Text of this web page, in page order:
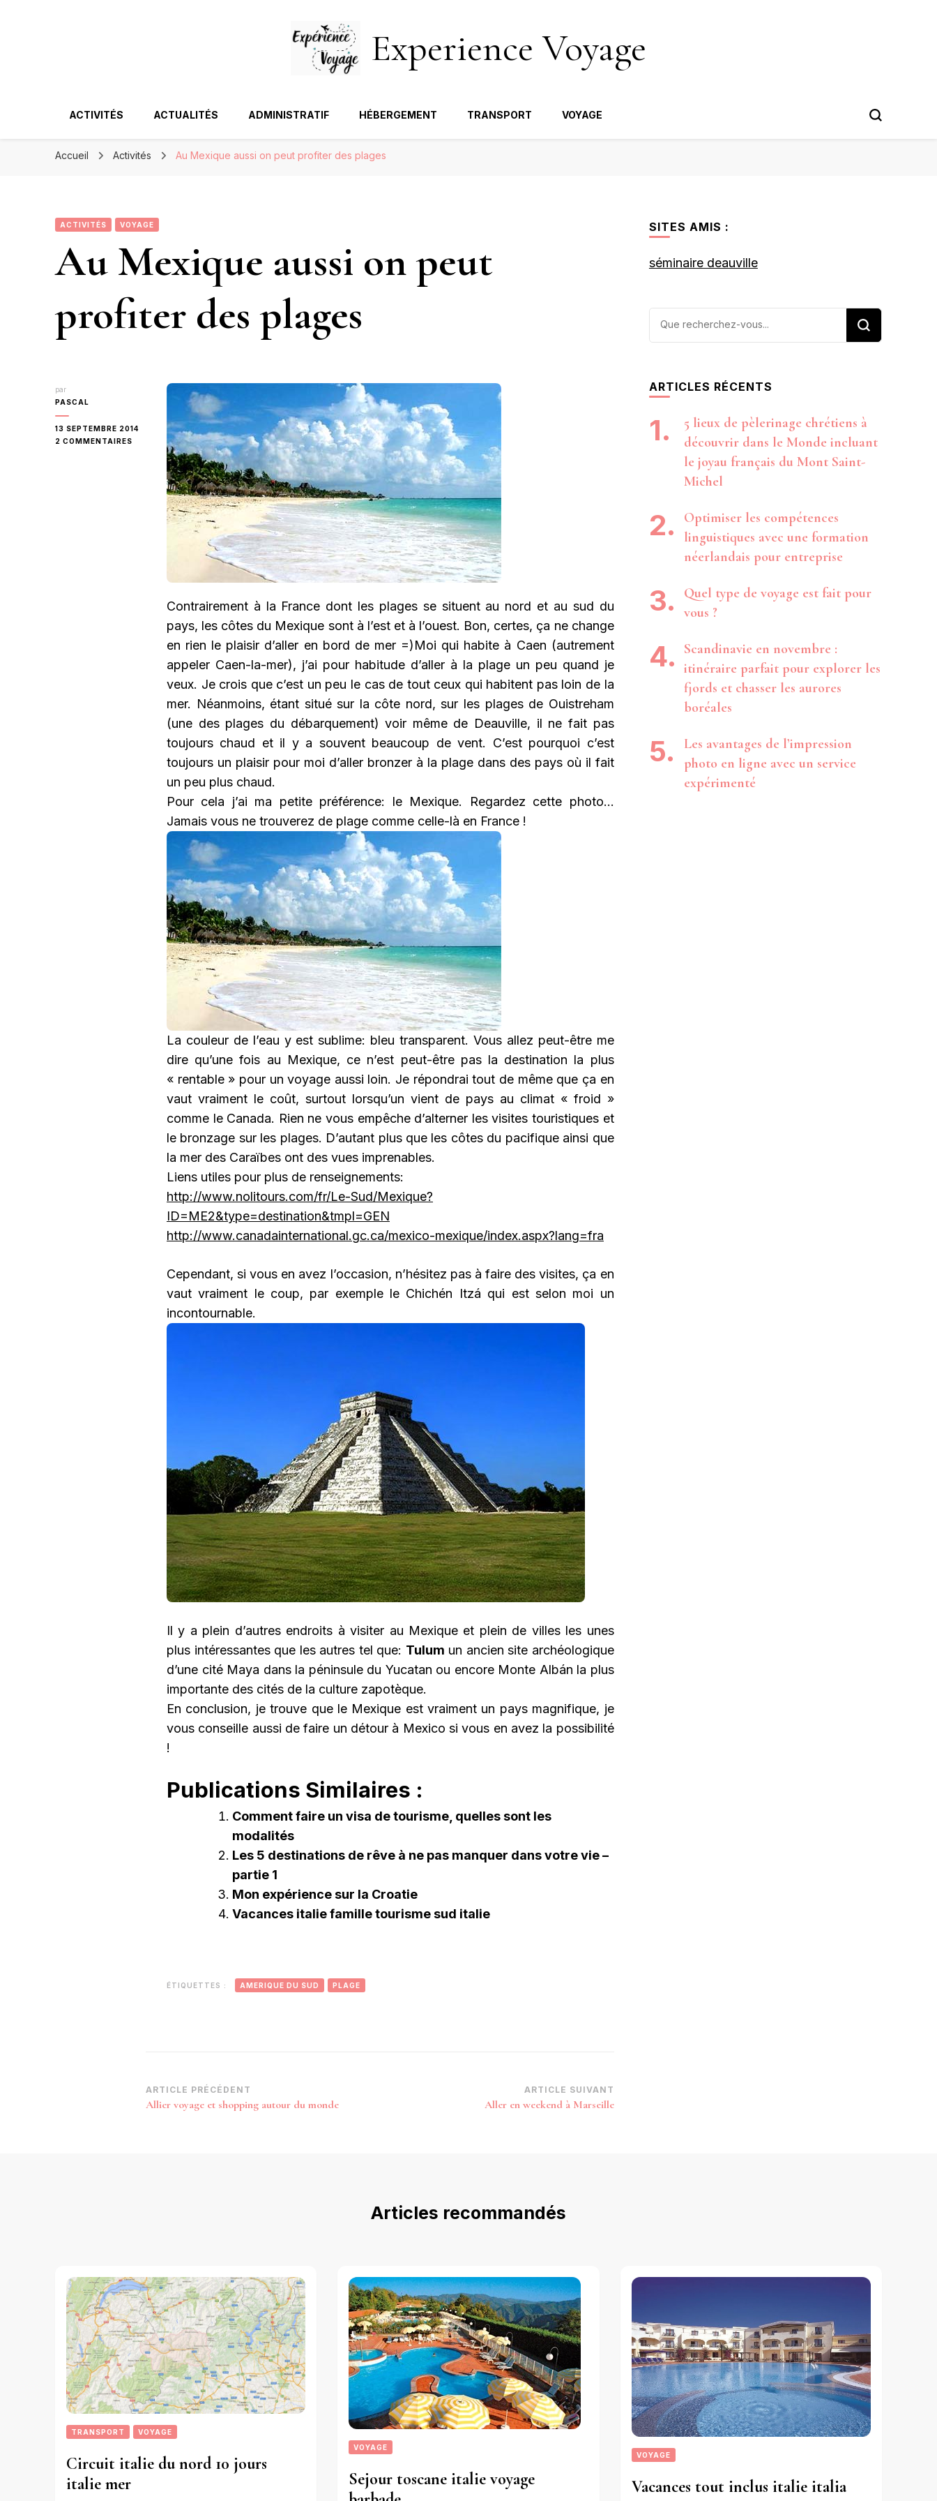
Experience Voyage
ACTIVITÉS ACTUALITÉS ADMINISTRATIF HÉBERGEMENT TRANSPORT VOYAGE
Accueil Activités Au Mexique aussi on peut profiter des plages
ACTIVITÉS VOYAGE
Au Mexique aussi on peut
profiter des plages
par
PASCAL
13 SEPTEMBRE 2014
2 COMMENTAIRES
MEXIQUE
PROFITER
Contrairement à la France dont les plages se situent au nord et au sud du
pays, les côtes du Mexique sont à l’est et à l’ouest. Bon, certes, ça ne change
en rien le plaisir d’aller en bord de mer =)Moi qui habite à Caen (autrement
appeler Caen-la-mer), j’ai pour habitude d’aller à la plage un peu quand je
veux. Je crois que c’est un peu le cas de tout ceux qui habitent pas loin de la
mer. Néanmoins, étant situé sur la côte nord, sur les plages de Ouistreham
(une des plages du débarquement) voir même de Deauville, il ne fait pas
toujours chaud et il y a souvent beaucoup de vent. C’est pourquoi c’est
toujours un plaisir pour moi d’aller bronzer à la plage dans des pays où il fait
un peu plus chaud.
Pour cela j’ai ma petite préférence: le Mexique. Regardez cette photo…
Jamais vous ne trouverez de plage comme celle-là en France !
La couleur de l’eau y est sublime: bleu transparent. Vous allez peut-être me
dire qu’une fois au Mexique, ce n’est peut-être pas la destination la plus
« rentable » pour un voyage aussi loin. Je répondrai tout de même que ça en
vaut vraiment le coût, surtout lorsqu’un vient de pays au climat « froid »
comme le Canada. Rien ne vous empêche d’alterner les visites touristiques et
le bronzage sur les plages. D’autant plus que les côtes du pacifique ainsi que
la mer des Caraïbes ont des vues imprenables.
Liens utiles pour plus de renseignements:
http://www.nolitours.com/fr/Le-Sud/Mexique?
ID=ME2&type=destination&tmpl=GEN
http://www.canadainternational.gc.ca/mexico-mexique/index.aspx?lang=fra
Cependant, si vous en avez l’occasion, n’hésitez pas à faire des visites, ça en
vaut vraiment le coup, par exemple le Chichén Itzá qui est selon moi un
incontournable.
Il y a plein d’autres endroits à visiter au Mexique et plein de villes les unes
plus intéressantes que les autres tel que: Tulum un ancien site archéologique
d’une cité Maya dans la péninsule du Yucatan ou encore Monte Albán la plus
importante des cités de la culture zapotèque.
En conclusion, je trouve que le Mexique est vraiment un pays magnifique, je
vous conseille aussi de faire un détour à Mexico si vous en avez la possibilité
!
Publications Similaires :
Comment faire un visa de tourisme, quelles sont les
modalités
Les 5 destinations de rêve à ne pas manquer dans votre vie –
partie 1
Mon expérience sur la Croatie
Vacances italie famille tourisme sud italie
ÉTIQUETTES : AMERIQUE DU SUD PLAGE
Navigation
d’article
ARTICLE PRÉCÉDENT
Allier voyage et shopping autour du monde
ARTICLE SUIVANT
Aller en weekend à Marseille
SITES AMIS :
séminaire deauville
Vous
ARTICLES RÉCENTS
5 lieux de pèlerinage chrétiens à
découvrir dans le Monde incluant
le joyau français du Mont Saint-
Michel
Optimiser les compétences
linguistiques avec une formation
néerlandais pour entreprise
Quel type de voyage est fait pour
vous ?
Scandinavie en novembre :
itinéraire parfait pour explorer les
fjords et chasser les aurores
boréales
Les avantages de l’impression
photo en ligne avec un service
expérimenté
Articles recommandés
TRANSPORT VOYAGE
Circuit italie du nord 10 jours
italie mer
VOYAGE
Sejour toscane italie voyage
VOYAGE
Vacances tout inclus italie italia